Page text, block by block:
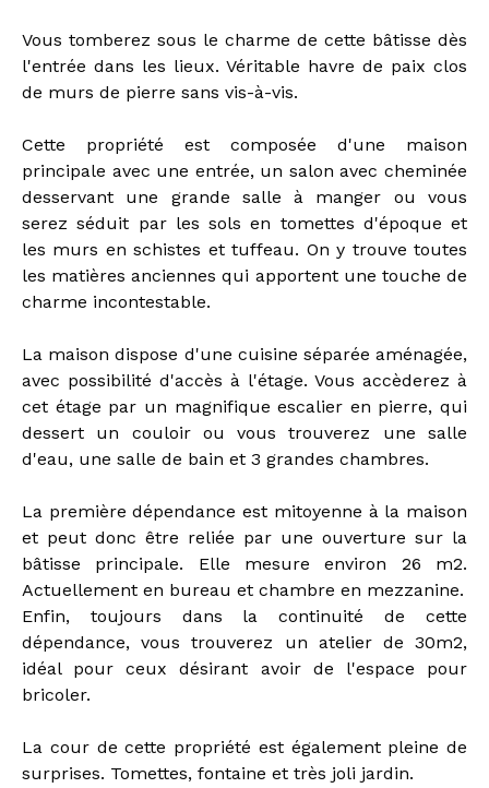
Vous tomberez sous le charme de cette bâtisse dès
l'entrée dans les lieux. Véritable havre de paix clos
de murs de pierre sans vis-à-vis.
Cette propriété est composée d'une maison
principale avec une entrée, un salon avec cheminée
desservant une grande salle à manger ou vous
serez séduit par les sols en tomettes d'époque et
les murs en schistes et tuffeau. On y trouve toutes
les matières anciennes qui apportent une touche de
charme incontestable.
La maison dispose d'une cuisine séparée aménagée,
avec possibilité d'accès à l'étage. Vous accèderez à
cet étage par un magnifique escalier en pierre, qui
dessert un couloir ou vous trouverez une salle
d'eau, une salle de bain et 3 grandes chambres.
La première dépendance est mitoyenne à la maison
et peut donc être reliée par une ouverture sur la
bâtisse principale. Elle mesure environ 26 m2.
Actuellement en bureau et chambre en mezzanine.
Enfin, toujours dans la continuité de cette
dépendance, vous trouverez un atelier de 30m2,
idéal pour ceux désirant avoir de l'espace pour
bricoler.
La cour de cette propriété est également pleine de
surprises. Tomettes, fontaine et très joli jardin.